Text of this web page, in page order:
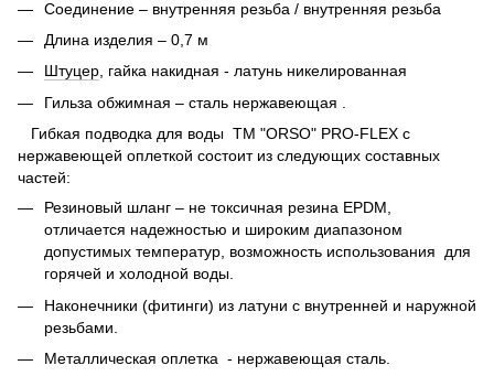
Соединение – внутренняя резьба / внутренняя резьба
Длина изделия – 0,7 м
Штуцер, гайка накидная - латунь никелированная
Гильза обжимная – сталь нержавеющая .
Гибкая подводка для воды ТМ "ORSO" PRO-FLEX с
нержавеющей оплеткой состоит из следующих составных
частей:
Резиновый шланг – не токсичная резина EPDM,
отличается надежностью и широким диапазоном
допустимых температур, возможность использования для
горячей и холодной воды.
Наконечники (фитинги) из латуни с внутренней и наружной
резьбами.
Металлическая оплетка - нержавеющая сталь.